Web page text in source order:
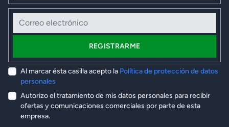
Correo electrónico
REGISTRARME
Al marcar ésta casilla acepto la Política de protección de datos
personales
Autorizo el tratamiento de mis datos personales para recibir
ofertas y comunicaciones comerciales por parte de esta
empresa.